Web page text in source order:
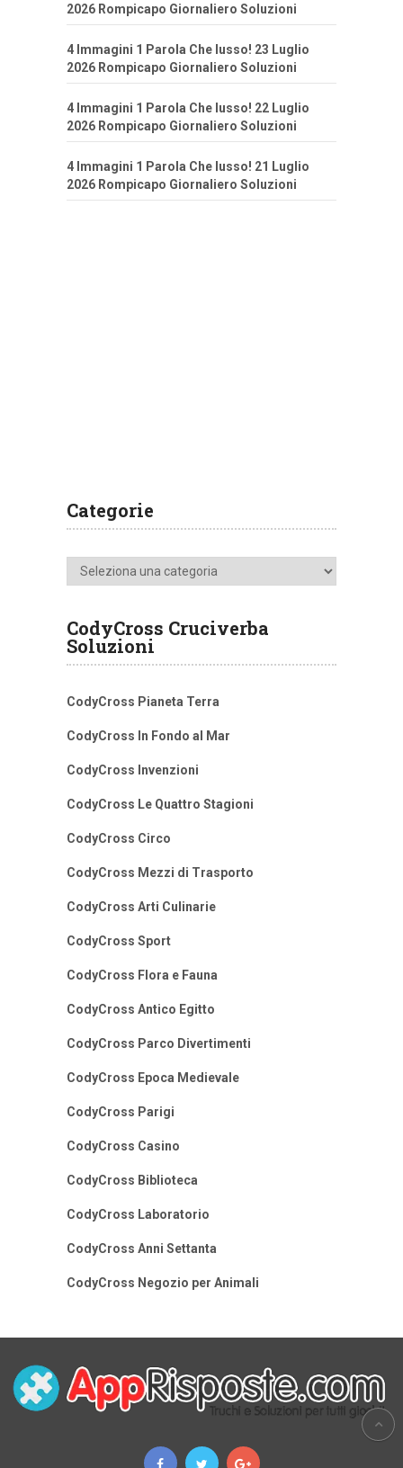
2026 Rompicapo Giornaliero Soluzioni
4 Immagini 1 Parola Che lusso! 23 Luglio
2026 Rompicapo Giornaliero Soluzioni
4 Immagini 1 Parola Che lusso! 22 Luglio
2026 Rompicapo Giornaliero Soluzioni
4 Immagini 1 Parola Che lusso! 21 Luglio
2026 Rompicapo Giornaliero Soluzioni
Categorie
Categorie
CodyCross Cruciverba
Soluzioni
CodyCross Pianeta Terra
CodyCross In Fondo al Mar
CodyCross Invenzioni
CodyCross Le Quattro Stagioni
CodyCross Circo
CodyCross Mezzi di Trasporto
CodyCross Arti Culinarie
CodyCross Sport
CodyCross Flora e Fauna
CodyCross Antico Egitto
CodyCross Parco Divertimenti
CodyCross Epoca Medievale
CodyCross Parigi
CodyCross Casino
CodyCross Biblioteca
CodyCross Laboratorio
CodyCross Anni Settanta
CodyCross Negozio per Animali